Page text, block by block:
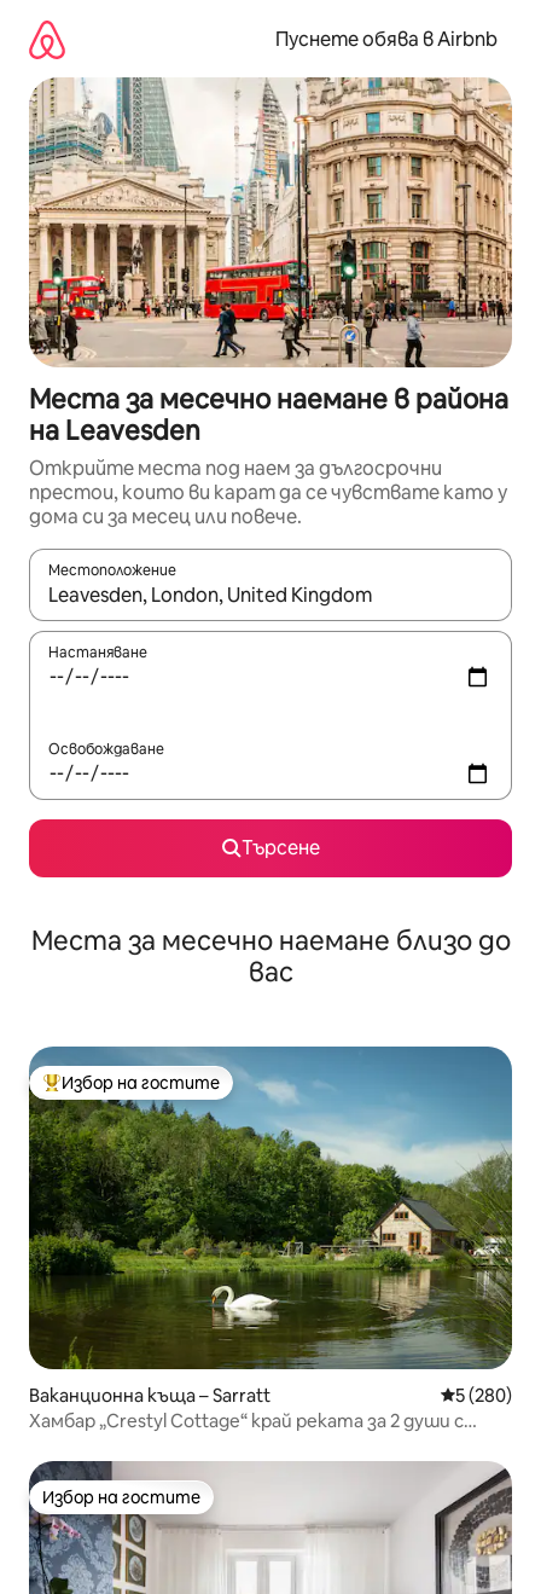
съдържанието
Пуснете обява в Airbnb
Места за месечно наемане в района
на Leavesden
Открийте места под наем за дългосрочни
престои, които ви карат да се чувствате като у
дома си за месец или повече.
Местоположение
Когато резултатите се покажат, използвайте
Настаняване
Освобождаване
Търсене
Места за месечно наемане близо до
вас
Най-популярен избор на гостите
Избор на гостите
Ваканционна къща – Sarratt Средна
5 (280)
Хамбар „Crestyl Cottage“ край реката за 2 души с
Избор на гостите
Избор на гостите